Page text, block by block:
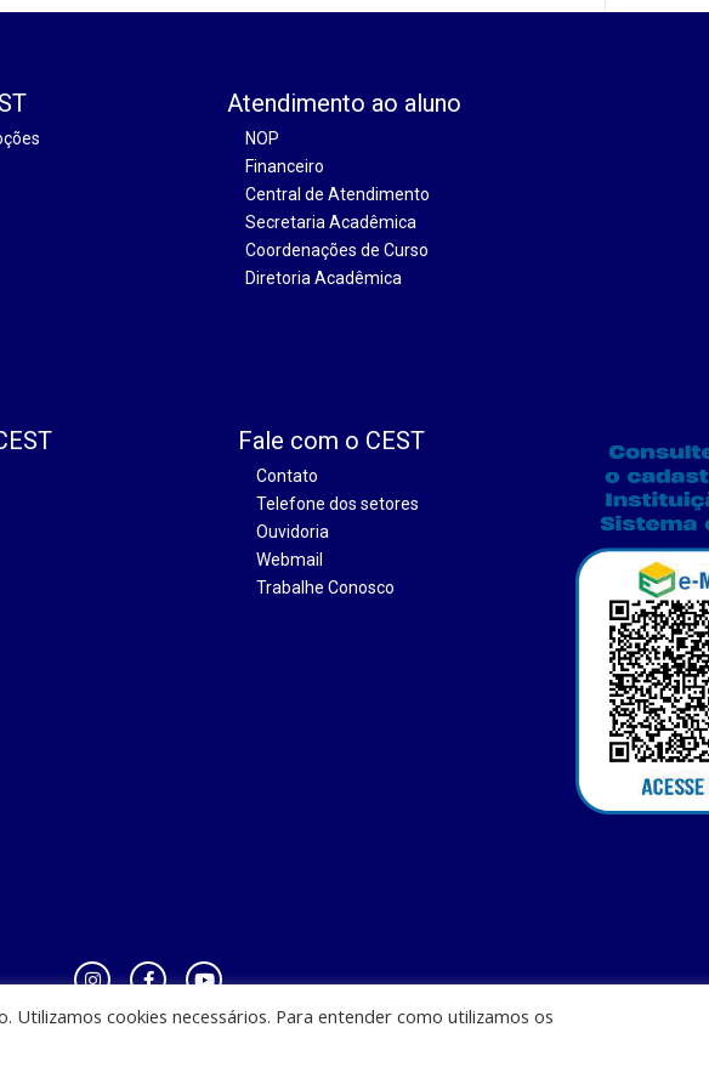
Atendimento ao aluno
NOP
Financeiro
Central de Atendimento
Secretaria Acadêmica
Coordenações de Curso
Diretoria Acadêmica
Fale com o CEST
Contato
Telefone dos setores
Ouvidoria
Webmail
Trabalhe Conosco
Utilizamos cookies necessários. Para entender como utilizamos os